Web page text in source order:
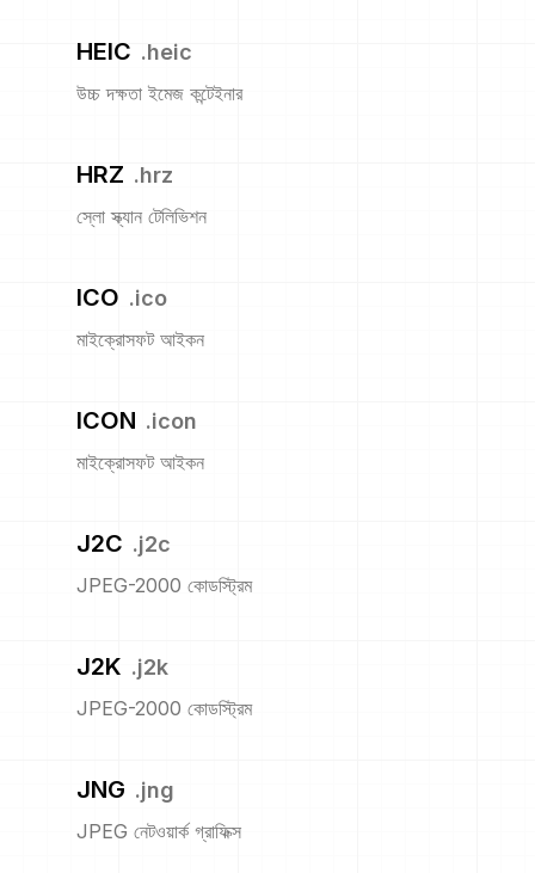
HEIC .heic
উচ্চ দক্ষতা ইমেজ কন্টেইনার
HRZ .hrz
স্লো স্ক্যান টেলিভিশন
ICO .ico
মাইক্রোসফট আইকন
ICON .icon
মাইক্রোসফট আইকন
J2C .j2c
JPEG-2000 কোডস্ট্রিম
J2K .j2k
JPEG-2000 কোডস্ট্রিম
JNG .jng
JPEG নেটওয়ার্ক গ্রাফিক্স